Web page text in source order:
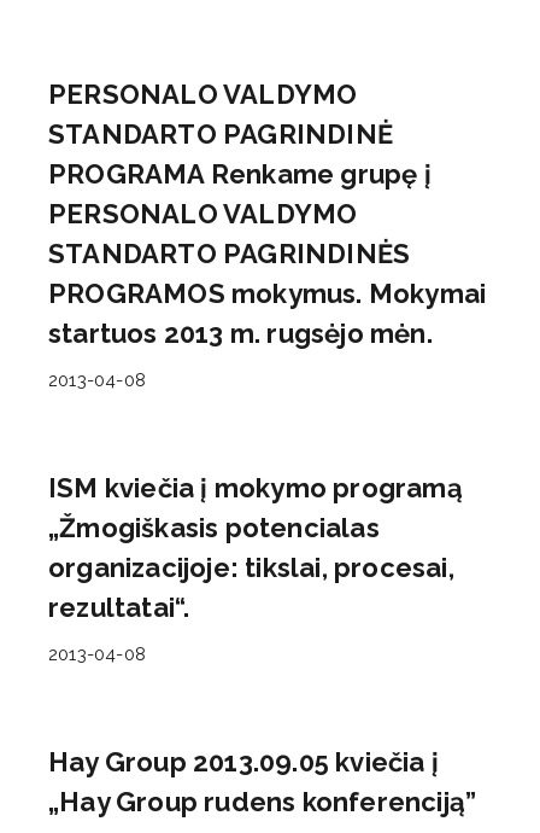
PERSONALO VALDYMO
STANDARTO PAGRINDINĖ
PROGRAMA Renkame grupę į
PERSONALO VALDYMO
STANDARTO PAGRINDINĖS
PROGRAMOS mokymus. Mokymai
startuos 2013 m. rugsėjo mėn.
2013-04-08
ISM kviečia į mokymo programą
„Žmogiškasis potencialas
organizacijoje: tikslai, procesai,
rezultatai“.
2013-04-08
Hay Group 2013.09.05 kviečia į
„Hay Group rudens konferenciją”